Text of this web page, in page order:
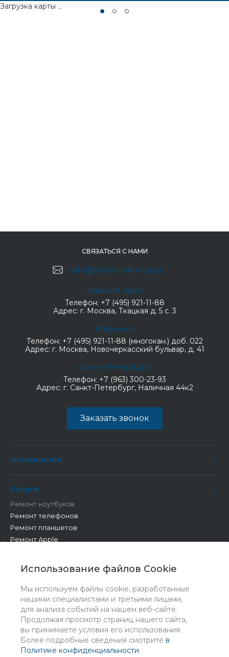
Использование файлов Cookie
Мы используем файлы cookie, разработанные
нашими специалистами и третьими лицами,
для анализа событий на нашем веб-сайте.
Продолжая просмотр страниц нашего сайта,
вы принимаете условия его использования.
Более подробные сведения смотрите в
Политике конфиденциальности.
Загрузка карты ...
СВЯЗАТЬСЯ С НАМИ
info@smart-service.ru
Главный офис
Телефон: +7 (495) 921-11-88
Адрес: г. Москва, Ткацкая д. 5 с. 3
Марьино
Телефон: +7 (495) 921-11-88 (многокан.) доб. 022
Адрес: г. Москва, Новочеркасский бульвар, д. 41
Санкт-Петербург
Телефон: +7 (963) 300-23-93
Адрес: г. Санкт-Петербург, Наличная 44к2
Заказать звонок
О компании
Услуги
Ремонт ноутбуков
Ремонт телефонов
Ремонт планшетов
Ремонт Apple